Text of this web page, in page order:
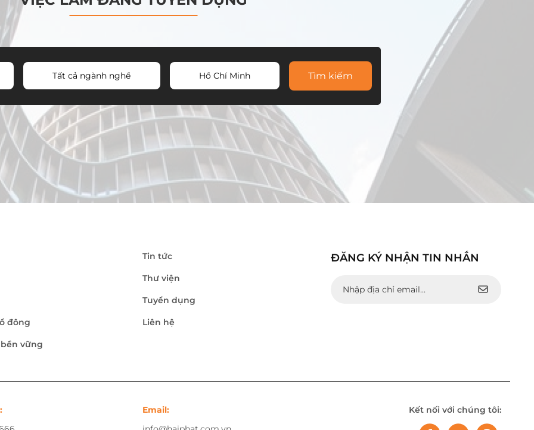
Tất cả ngành nghề Hồ Chí Minh Tìm kiếm
đông
vững
Tin tức
Thư viện
Tuyển dụng
Liên hệ
ĐĂNG KÝ NHẬN TIN NHẮN
Email:
Kết nối với chúng tôi: